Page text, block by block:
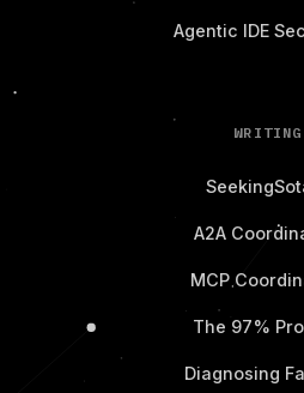
Agentic IDE
WRITING
A2A
MCP
The 97%
Diagnosing